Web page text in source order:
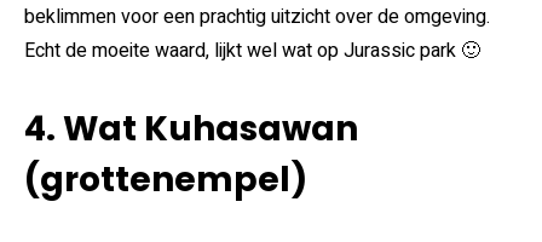
beklimmen voor een prachtig uitzicht over de omgeving.
Echt de moeite waard, lijkt wel wat op Jurassic park 🙂
4. Wat Kuhasawan
(grottenempel)